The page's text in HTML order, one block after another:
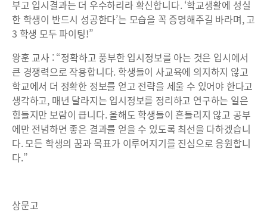
부고 입시결과는 더 우수하리라 확신합니다. ‘학교생활에 성실
한 학생이 반드시 성공한다’는 모습을 꼭 증명해주길 바라며, 고
3 학생 모두 파이팅!”
왕훈 교사 : “정확하고 풍부한 입시정보를 아는 것은 입시에서
큰 경쟁력으로 작용합니다. 학생들이 사교육에 의지하지 않고
학교에서 더 정확한 정보를 얻고 전략을 세울 수 있어야 한다고
생각하고, 매년 달라지는 입시정보를 정리하고 연구하는 일은
힘들지만 보람이 큽니다. 올해도 학생들이 흔들리지 않고 공부
에만 전념하면 좋은 결과를 얻을 수 있도록 최선을 다하겠습니
다. 모든 학생의 꿈과 목표가 이루어지기를 진심으로 응원합니
다.”
상문고